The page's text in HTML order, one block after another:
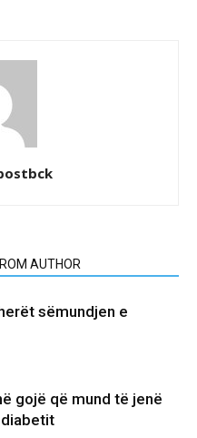
AUTHOR
sëmundjen e
gojë që mund të jenë